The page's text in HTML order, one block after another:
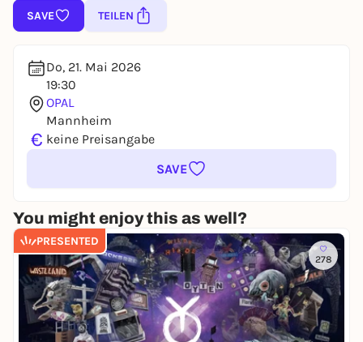
SAVE
TEILEN
Do, 21. Mai 2026
19:30
OPAL
Mannheim
€ keine Preisangabe
SAVE
You might enjoy this as well?
PRESENTED
278
REGISTER FOR FREE NOW